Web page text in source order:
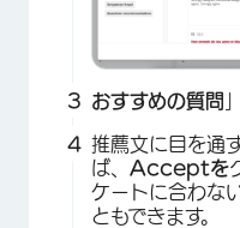
おすすめの質問
推薦文に目を通
ば、 Acceptを
ケートに合わな
ともできます。